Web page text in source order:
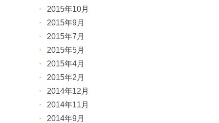
2015年10月
2015年9月
2015年7月
2015年5月
2015年4月
2015年2月
2014年12月
2014年11月
2014年9月